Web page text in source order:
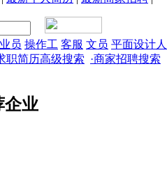
员 操作工 客服 文员 平面设计
职简历高级搜索 ·商家招聘搜索
企业